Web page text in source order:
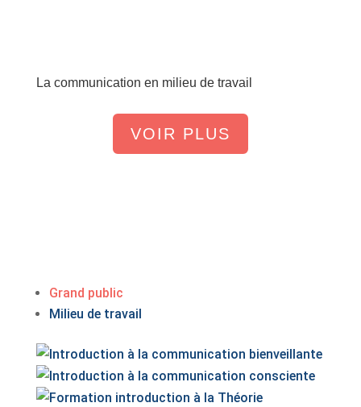
La communication en milieu de travail
VOIR PLUS
Grand public
Milieu de travail